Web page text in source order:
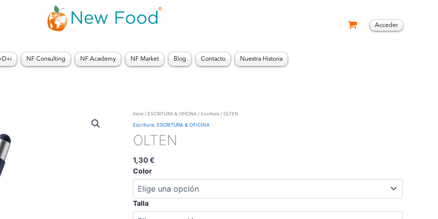
Acceder
NF Consulting NF Academy NF Market Blog Contacto Nuestra Historia
Inicio / ESCRITURA & OFICINA / Escritura / OLTEN
Escritura ESCRITURA & OFICINA
OLTEN
1,30€
Color
Talla
OLTEN
cantidad